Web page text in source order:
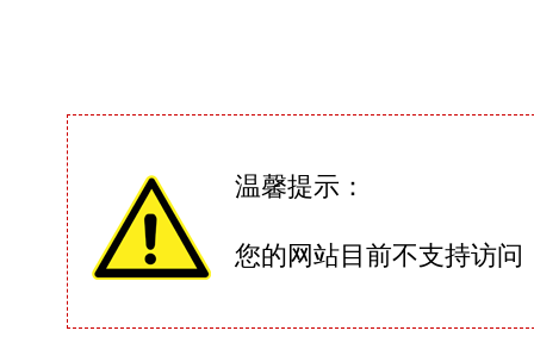
温馨提示：
您的网站目前不支持访